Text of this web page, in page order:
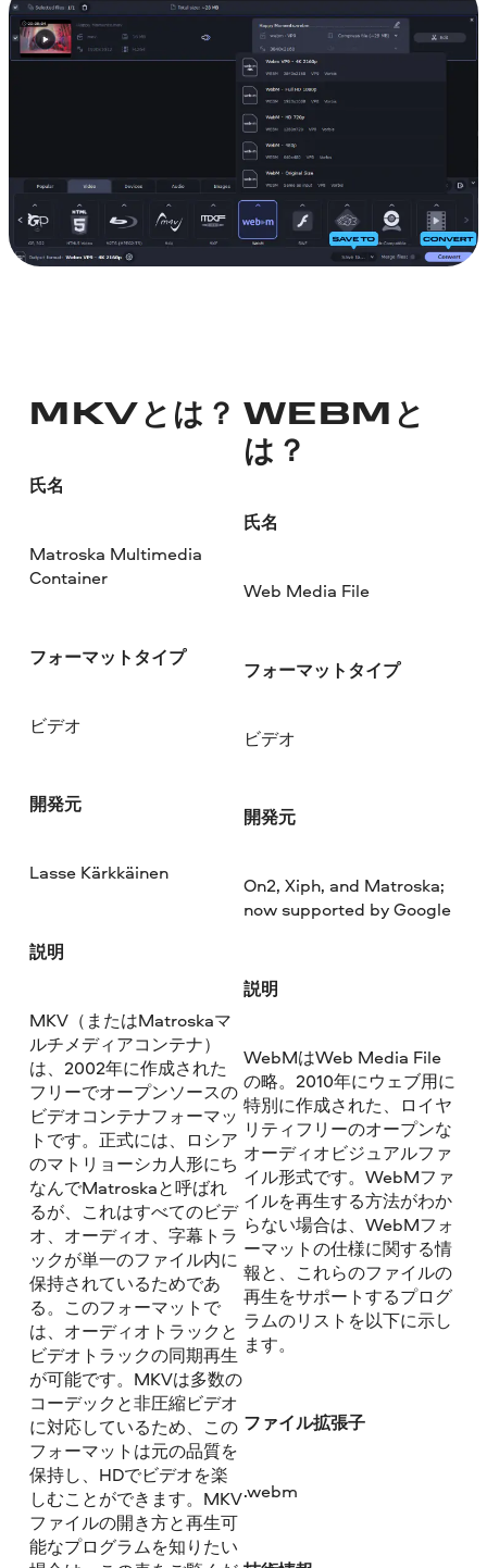
MKVとは？
氏名
Matroska Multimedia
Container
フォーマットタイプ
ビデオ
開発元
Lasse Kärkkäinen
説明
MKV（またはMatroskaマ
ルチメディアコンテナ）
は、2002年に作成された
フリーでオープンソースの
ビデオコンテナフォーマッ
トです。正式には、ロシア
のマトリョーシカ人形にち
なんでMatroskaと呼ばれ
るが、これはすべてのビデ
オ、オーディオ、字幕トラ
ックが単一のファイル内に
保持されているためであ
る。このフォーマットで
は、オーディオトラックと
ビデオトラックの同期再生
が可能です。MKVは多数の
コーデックと非圧縮ビデオ
に対応しているため、この
フォーマットは元の品質を
保持し、HDでビデオを楽
しむことができます。MKV
ファイルの開き方と再生可
能なプログラムを知りたい
WEBMと
は？
氏名
Web Media File
フォーマットタイプ
ビデオ
開発元
On2, Xiph, and Matroska;
now supported by Google
説明
WebMはWeb Media File
の略。2010年にウェブ用に
特別に作成された、ロイヤ
リティフリーのオープンな
オーディオビジュアルファ
イル形式です。WebMファ
イルを再生する方法がわか
らない場合は、WebMフォ
ーマットの仕様に関する情
報と、これらのファイルの
再生をサポートするプログ
ラムのリストを以下に示し
ます。
ファイル拡張子
.webm